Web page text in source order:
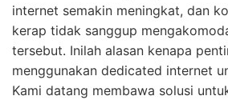
internet semakin meningkat, dan
kerap tidak sanggup
tersebut. Inilah alasan kenapa
menggunakan dedicated internet
Kami datang membawa solusi